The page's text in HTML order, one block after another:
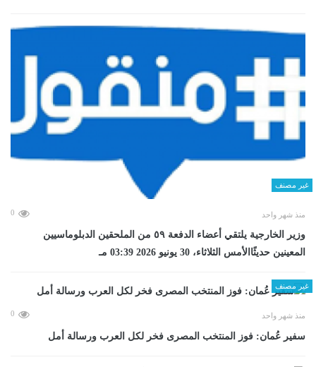
غير مصنف
منذ شهر واحد 0
وزير الخارجية يلتقي أعضاء الدفعة ٥٩ من الملحقين الدبلوماسيين
المعينين حديثًاالأمس الثلاثاء، 30 يونيو 2026 03:39 مـ
غير مصنف
منذ شهر واحد 0
سفير عُمان: فوز المنتخب المصرى فخر لكل العرب ورسالة أمل